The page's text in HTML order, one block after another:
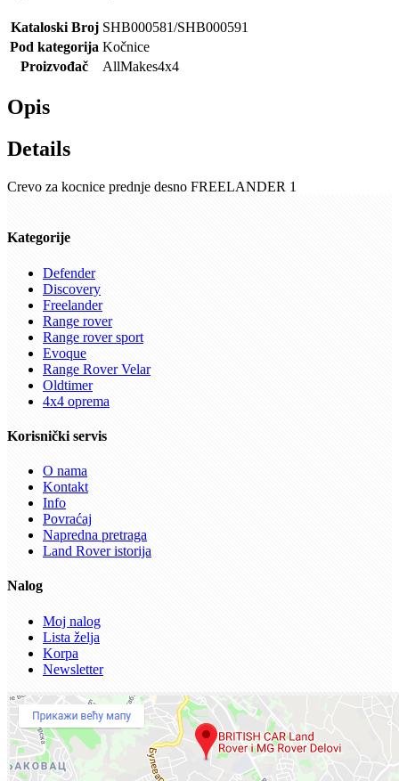
Kataloski Broj SHB000581/SHB000591
Pod kategorija Kočnice
Proizvođač
AllMakes4x4
Opis
Details
Crevo za kocnice prednje desno FREELANDER 1
Kategorije
Defender
Discovery
Freelander
Range rover
Range rover sport
Evoque
Range Rover Velar
Oldtimer
4x4 oprema
Korisnički servis
O nama
Kontakt
Info
Povraćaj
Napredna pretraga
Land Rover istorija
Nalog
Moj nalog
Lista želja
Korpa
Newsletter